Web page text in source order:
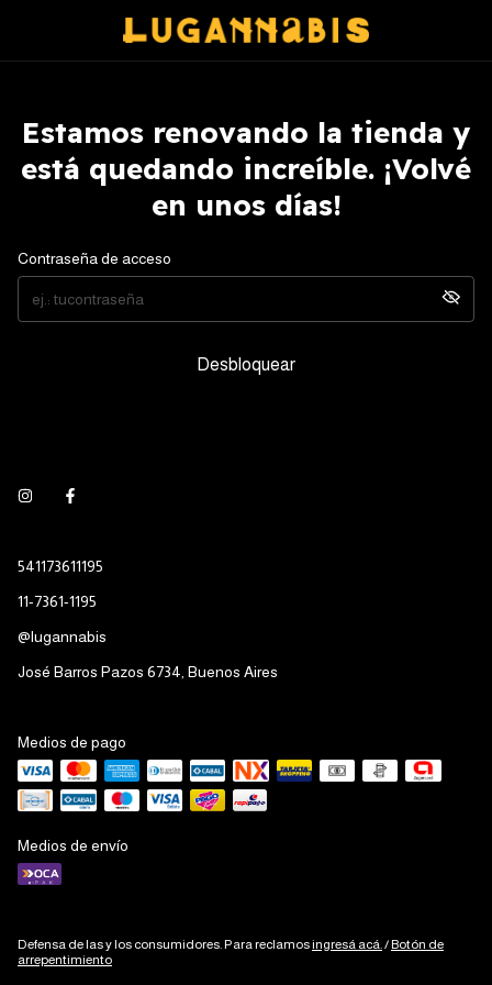
Estamos renovando la tienda y
está quedando increíble. ¡Volvé
en unos días!
Contraseña de acceso
Desbloquear
541173611195
11-7361-1195
@lugannabis
José Barros Pazos 6734, Buenos Aires
Medios de pago
Medios de envío
Defensa de las y los consumidores. Para reclamosingresá acá./Botón de
arrepentimiento